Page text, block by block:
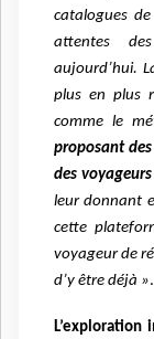
catalogues
attentes
aujourd’hui.
plus en plus
comme le
proposant
des
leur donnant
cette
voyageur de
d’y être déjà ».
L’exploration